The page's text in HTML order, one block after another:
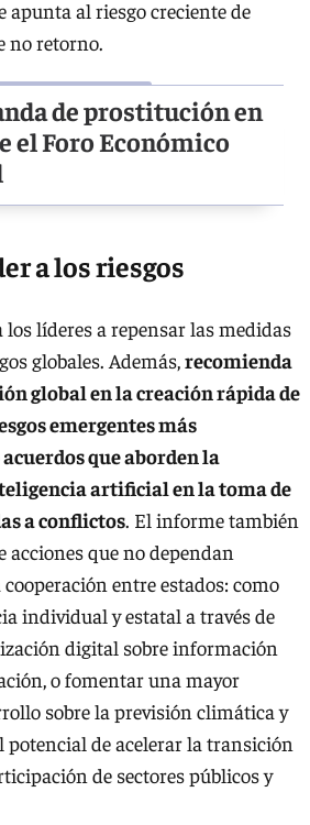
apunta al riesgo creciente de
no retorno.
de prostitución en
el Foro Económico
a los riesgos
líderes a repensar las medidas
globales. Además,recomienda
global en la creación rápida de
emergentes más
que aborden la
artificial en la toma de
a conflictos. El informe también
acciones que no dependan
entre estados: como
individual y estatal a través de
digital sobre información
o fomentar una mayor
sobre la previsión climática y
potencial de acelerar la transición
de sectores públicos y